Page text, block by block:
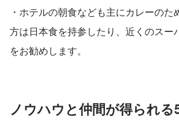
・ホテルの朝食なども主にカレーのた
方は日本食を持参したり、近くのスー
をお勧めします。
ノウハウと仲間が得られる